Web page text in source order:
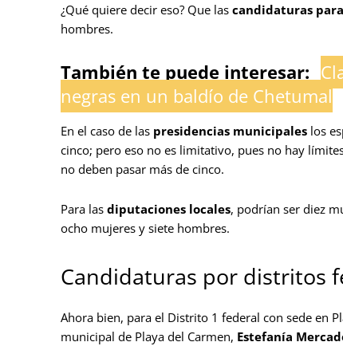
¿Qué quiere decir eso? Que las candidaturas
hombres.
También te puede interesar:
negras en un baldío de Chetumal
En el caso de las presidencias municipales los
cinco; pero eso no es limitativo, pues no hay
no deben pasar más de cinco.
Para las diputaciones locales, podrían ser diez
ocho mujeres y siete hombres.
Candidaturas por distritos
Ahora bien, para el Distrito 1 federal con sede en
municipal de Playa del Carmen, Estefanía